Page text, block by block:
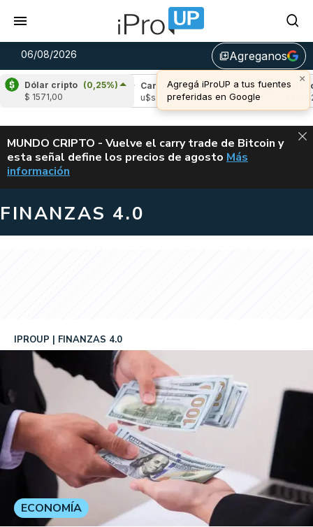
06/08/2026 library_addAgreganos
×
Agregá iProUP a tus fuentes
preferidas en Google
Dólar cripto (0,25%)
$ 1571,00
(-2,89%)
Cardano
(3,83%)
u$s 0,20
Avalanche
ALERTA
MUNDO CRIPTO - Vuelve el carry trade de Bitcoin y
esta señal define los precios de agosto VUELVE EL
Más
información
FINANZAS 4.0
IPROUP FINANZAS 4.0
ECONOMÍA